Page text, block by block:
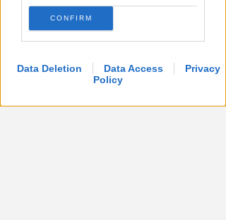
CONFIRM
Data Deletion Data Access
Privacy
Policy